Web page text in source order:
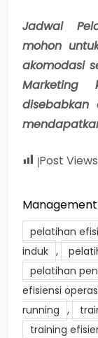
Jadwal
mohon
akomodasi
Marketing
disebabkan
Post
Management
pelatihan
induk ,
pelatihan
efisiensi
running ,
training